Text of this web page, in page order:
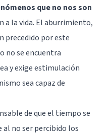
que no nos son
a la vida. El aburrimiento,
precedido por este
no se encuentra
y exige estimulación
sea capaz de
de que el tiempo se
al no ser percibido los